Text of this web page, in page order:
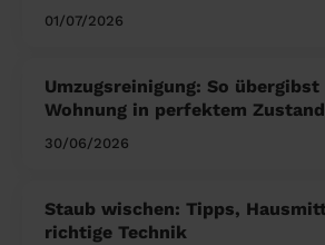
01/07/2026
Umzugsreinigung: So übergibst
Wohnung in perfektem Zustand
30/06/2026
Staub wischen: Tipps,
richtige Technik